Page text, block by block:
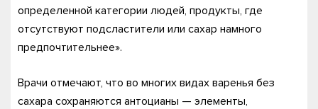
определенной категории людей, продукты, где
отсутствуют подсластители или сахар намного
предпочтительнее».
Врачи отмечают, что во многих видах варенья без
сахара сохраняются антоцианы — элементы,